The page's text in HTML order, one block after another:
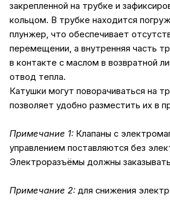
закрепленной на трубке и
кольцом. В трубке находится
плунжер, что обеспечивает
перемещении, а внутренняя часть
в контакте с маслом в возвратной
отвод тепла.
Катушки могут поворачиваться на
позволяет удобно разместить их в
Примечание 1: Клапаны с
управлением поставляются без
Электроразъёмы должны
Примечание 2: для снижения